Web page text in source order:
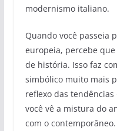
modernismo italiano.
Quando você passeia
europeia, percebe
de história. Isso faz
simbólico muito mais
reflexo das
você vê a mistura do
com o contemporâneo.